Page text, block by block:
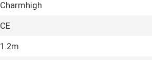
Charmhigh
CE
1.2m